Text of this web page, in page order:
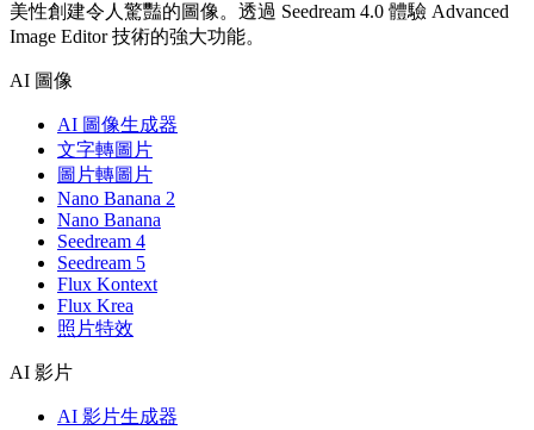
美性創建令人驚豔的圖像。透過 Seedream 4.0 體驗 Advanced
Image Editor 技術的強大功能。
AI 圖像
AI 圖像生成器
文字轉圖片
圖片轉圖片
Nano Banana 2
Nano Banana
Seedream 4
Seedream 5
Flux Kontext
Flux Krea
照片特效
AI 影片
AI 影片生成器